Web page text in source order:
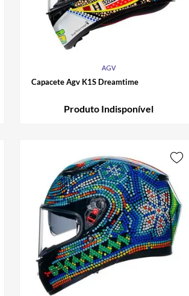
AGV
Capacete Agv K1S Dreamtime
Produto Indisponível